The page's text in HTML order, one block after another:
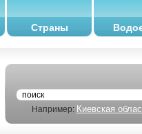
Страны
Например: Киевская